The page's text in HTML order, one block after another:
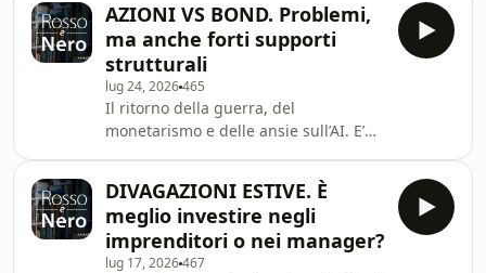
disavanzi) o di forza dell’economia
(domanda di finanziamenti per l’AI)?
AZIONI VS BOND. Problemi,
ma anche forti supporti
strutturali
lug 24, 2026465
Il ritorno della guerra, del
monetarismo e delle ansie sull’AI. E’
mercati, ma l’assenza di inflazione
salariale e i buoni livelli di crescita e
utili dovrebbero limitare il downside.
DIVAGAZIONI ESTIVE. È
meglio investire negli
imprenditori o nei manager?
lug 17, 2026467